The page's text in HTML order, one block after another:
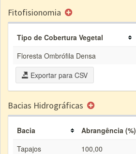
Fitofisionomia
Tipo de Cobertura Vegetal
Floresta Ombrófila Densa
Exportar para CSV
Bacias Hidrográficas
Bacia
Abrangência (%)
Tapajos
100,00